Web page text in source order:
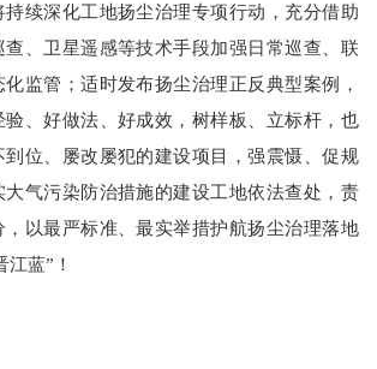
持续深化工地扬尘治理专项行动，充分借助
、卫星遥感等技术手段加强日常巡查、联
监管；适时发布扬尘治理正反典型案例，
验、好做法、好成效，树样板、立标杆，也
位、屡改屡犯的建设项目，强震慑、促规
气污染防治措施的建设工地依法查处，责
以最严标准、最实举措护航扬尘治理落地
江蓝”！